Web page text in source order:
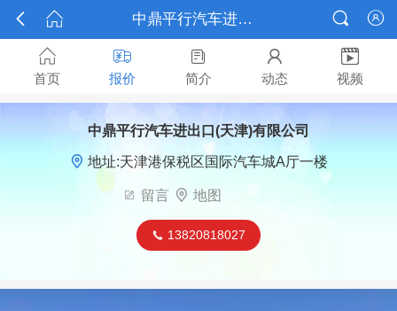
  中鼎平行汽车进出口(天津)有限公司报价 


首页

报价

简介

动态

视频
中鼎平行汽车进出口(天津)有限公司
 地址:天津港保税区国际汽车城A厅一楼
 留言  地图
 13820818027